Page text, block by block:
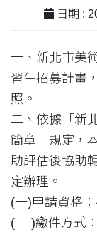
日期 :
一、新北市美
習生招募計畫
照。
二、依據「新
簡章」規定，
助評估後協助
定辦理。
(一)申請資格
( 二)繳件方式